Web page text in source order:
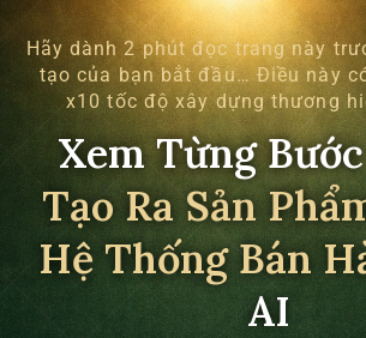
Hãy dành 2 phút đọc trang này
tạo của bạn bắt đầu… Điều này
x10 tốc độ xây dựng thương
Xem Từng
Tạo Ra Sản
Hệ Thống Bán
AI